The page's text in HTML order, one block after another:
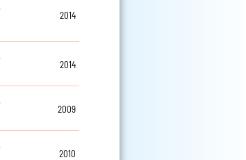
2014
2014
2009
2010